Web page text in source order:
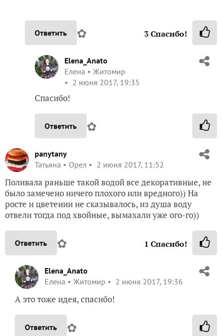
Ответить ✿ 3Спасибо!
Elena_Anato
Елена
Житомир
2 июня 2017, 19:35
Спасибо!
Ответить ✿
panytany
Татьяна
Орел 2 июня 2017, 11:52
Поливала раньше такой водой все декоративные, не
было замечено ничего плохого или вредного)) На
росте и цветении не сказывалось, из душа воду
отвели тогда под хвойные, вымахали уже ого-го))
Ответить ✿ 1 Спасибо!
Elena_Anato
Елена
Житомир 2 июня 2017, 19:36
А это тоже идея, спасибо!
Ответить ✿